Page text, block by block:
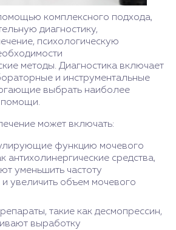
комплексного подхода,
диагностику,
психологическую
методы. Диагностика включает
и инструментальные
выбрать наиболее
помощи.
может включать:
функцию мочевого
антихолинергические средства,
уменьшить частоту
и увеличить объем мочевого
такие как десмопрессин,
выработку